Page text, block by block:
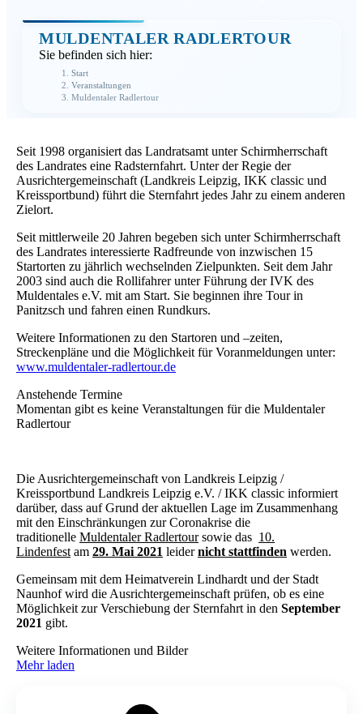
MULDENTALER RADLERTOUR
Sie befinden sich hier:
Start
Veranstaltungen
Muldentaler Radlertour
Seit 1998 organisiert das Landratsamt unter Schirmherrschaft
des Landrates eine Radsternfahrt. Unter der Regie der
Ausrichtergemeinschaft (Landkreis Leipzig, IKK classic und
Kreissportbund) führt die Sternfahrt jedes Jahr zu einem anderen
Zielort.
Seit mittlerweile 20 Jahren begeben sich unter Schirmherrschaft
des Landrates interessierte Radfreunde von inzwischen 15
Startorten zu jährlich wechselnden Zielpunkten. Seit dem Jahr
2003 sind auch die Rollifahrer unter Führung der IVK des
Muldentales e.V. mit am Start. Sie beginnen ihre Tour in
Panitzsch und fahren einen Rundkurs.
Weitere Informationen zu den Startoren und –zeiten,
Streckenpläne und die Möglichkeit für Voranmeldungen unter:
www.muldentaler-radlertour.de
Anstehende Termine
Momentan gibt es keine Veranstaltungen für die Muldentaler
Radlertour
Die Ausrichtergemeinschaft von Landkreis Leipzig /
Kreissportbund Landkreis Leipzig e.V. / IKK classic informiert
darüber, dass auf Grund der aktuellen Lage im Zusammenhang
mit den Einschränkungen zur Coronakrise die
traditionelle Muldentaler Radlertoursowie das 10.
Lindenfest am 29. Mai 2021 leidernicht stattfinden werden.
Gemeinsam mit dem Heimatverein Lindhardt und der Stadt
Naunhof wird die Ausrichtergemeinschaft prüfen, ob es eine
Möglichkeit zur Verschiebung der Sternfahrt in den September
2021 gibt.
Weitere Informationen und Bilder
Mehr laden